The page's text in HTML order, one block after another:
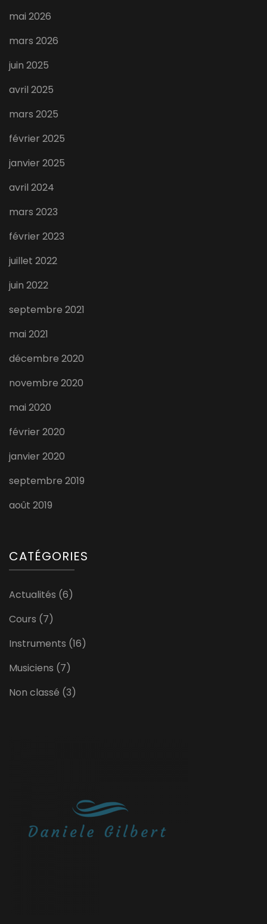
mai 2026
mars 2026
juin 2025
avril 2025
mars 2025
février 2025
janvier 2025
avril 2024
mars 2023
février 2023
juillet 2022
juin 2022
septembre 2021
mai 2021
décembre 2020
novembre 2020
mai 2020
février 2020
janvier 2020
septembre 2019
août 2019
CATÉGORIES
Actualités (6)
Cours (7)
Instruments (16)
Musiciens (7)
Non classé (3)